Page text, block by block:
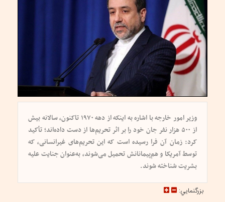
وزیر امور خارجه با اشاره به اینکه از دهه ۱۹۷۰ تاکنون، سالانه بیش
از ۵۰۰ هزار نفر جان خود را بر اثر تحریم‌ها از دست داده‌اند؛ تأکید
کرد: زمان آن فرا رسیده است که این تحریم‌های غیرانسانی، که
توسط آمریکا و هم‌پیمانانش تحمیل می‌شوند، به‌عنوان جنایت علیه
بشریت شناخته شوند.
بزرگنمايي: